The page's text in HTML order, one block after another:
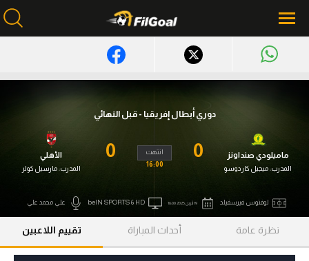
أخبار
مباريات
فانتازي في الجول
مسابقة التوقعات
دوري أبطال إفريقيا - قبل النهائي
ماميلودي صنداونز
المدرب:ميجيل كاردوسو
0
انتهت
16:00
الأهلي
المدرب:مارسيل كولر
0
لوفتوس فيرسفيلد 19 أبريل 2025 16:00 beIN SPORTS 6 HD علي محمد علي
نظرة عامة أحداث المباراة تقييم اللاعبين